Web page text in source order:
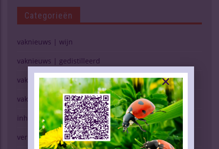
Categorieën
vaknieuws | wijn
vaknieuws | gedistilleerd
vaknieuws | bier
vaknieuws | overig
inhoud vakblad
verkopen (g)een kunst